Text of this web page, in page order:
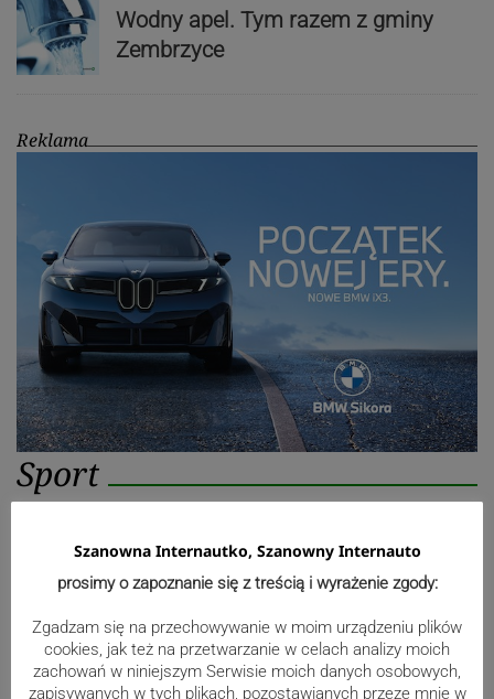
Wodny apel. Tym razem z gminy
Zembrzyce
Reklama
Sport
Mistrzowie świata z MCK Żywiec!
ZDJĘCIA
Bracia Szejowie ruszają po kolejne
Szanowna Internautko, Szanowny Internauto
prosimy o zapoznanie się z treścią i wyrażenie zgody:
Zgadzam się na przechowywanie w moim urządzeniu plików
cookies, jak też na przetwarzanie w celach analizy moich
zachowań w niniejszym Serwisie moich danych osobowych,
zapisywanych w tych plikach, pozostawianych przeze mnie w